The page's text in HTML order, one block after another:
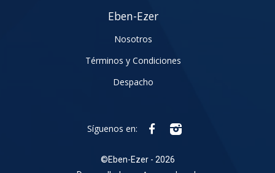
Eben-Ezer
Nosotros
Términos y Condiciones
Despacho
Síguenos en:
©Eben-Ezer - 2026